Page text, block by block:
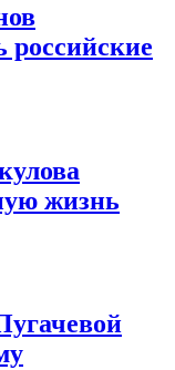
российские
жизнь